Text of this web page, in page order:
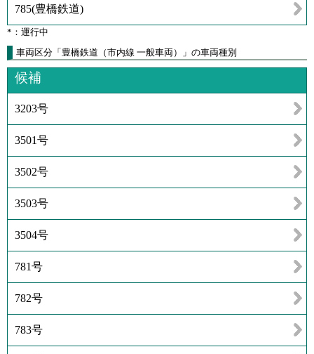
785(豊橋鉄道)
*：運行中
車両区分「豊橋鉄道（市内線 一般車両）」の車両種別
候補
3203号
3501号
3502号
3503号
3504号
781号
782号
783号